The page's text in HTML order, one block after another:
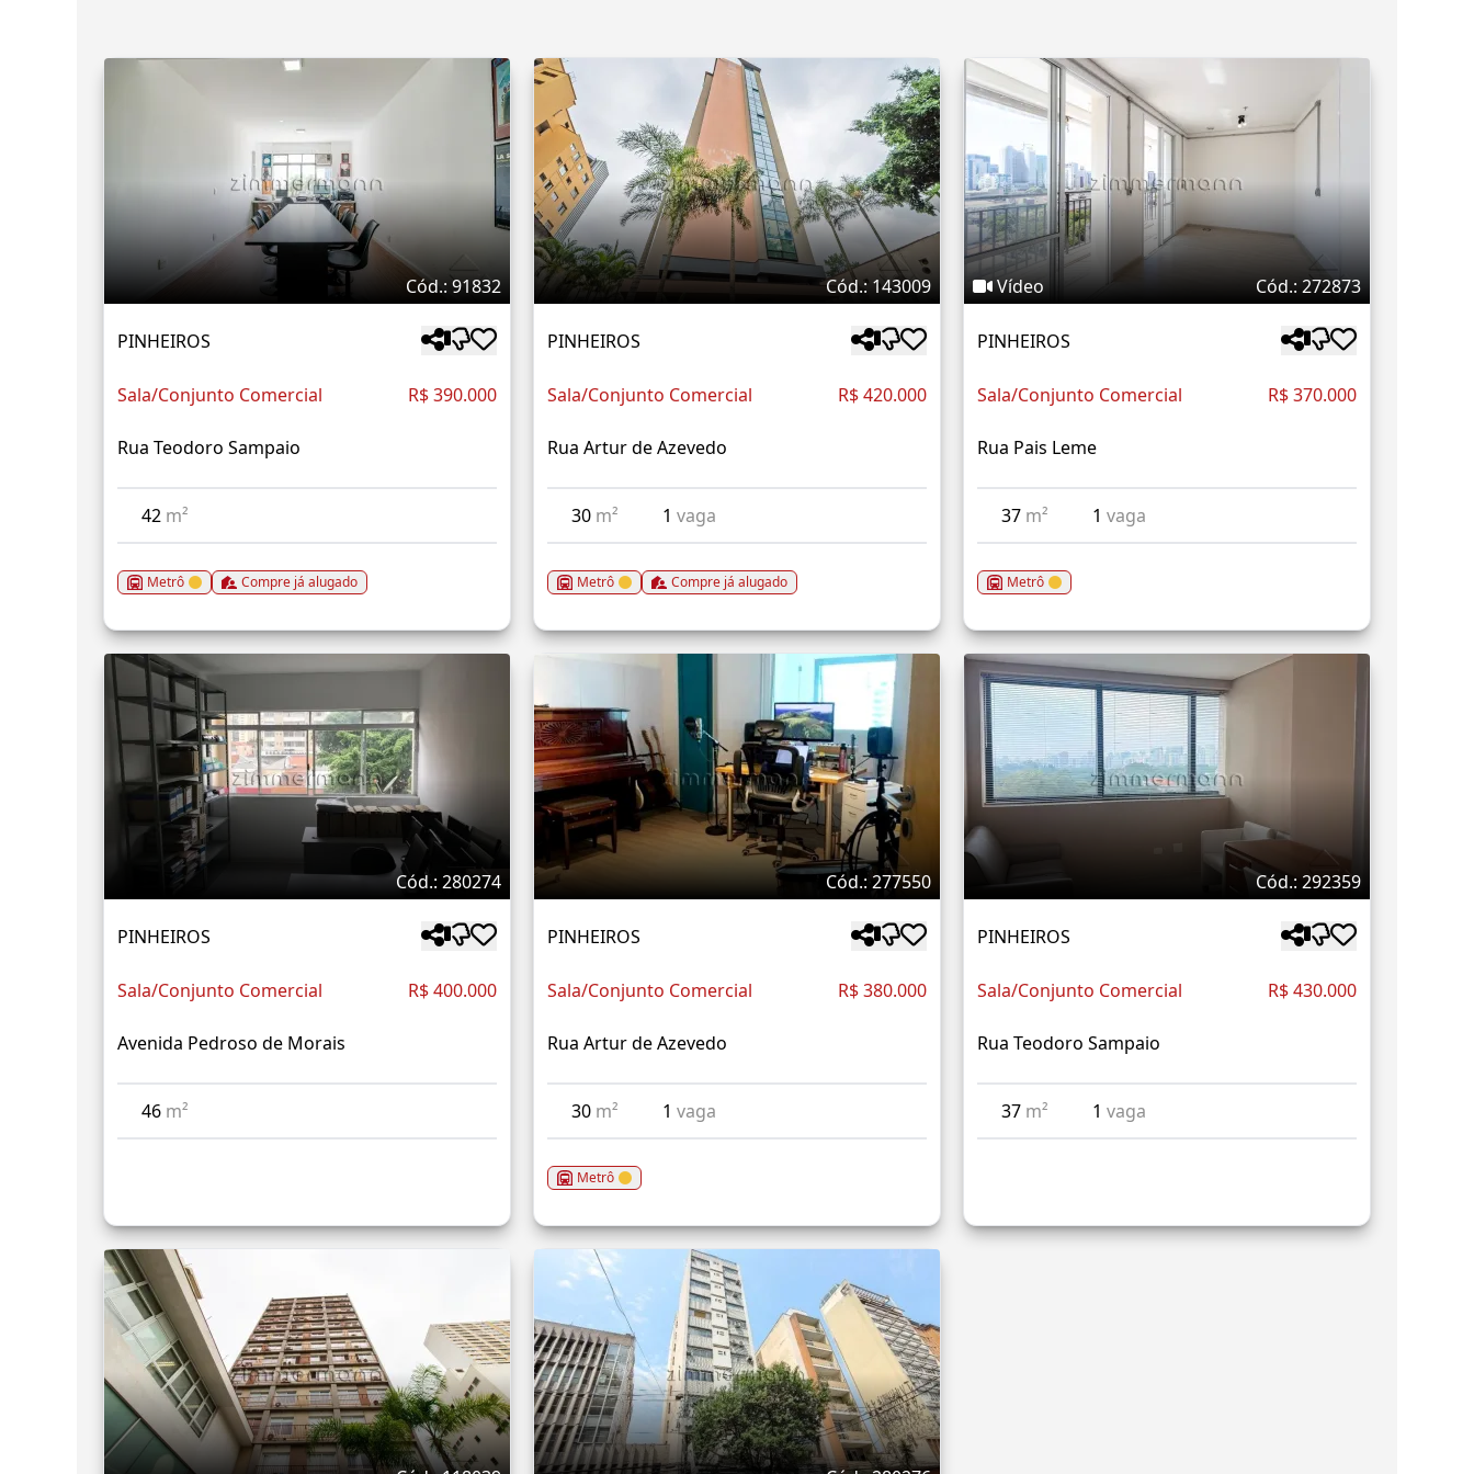
Cód.: 91832
PINHEIROS
Sala/Conjunto Comercial R$ 390.000
Rua Teodoro Sampaio
42 m²
Metrô Compre já alugado
Cód.: 143009
PINHEIROS
Sala/Conjunto Comercial R$ 420.000
Rua Artur de Azevedo
30 m² 1vaga
Metrô Compre já alugado
Vídeo Cód.: 272873
PINHEIROS
Sala/Conjunto Comercial R$ 370.000
Rua Pais Leme
37 m² 1vaga
Metrô
Cód.: 280274
PINHEIROS
Sala/Conjunto Comercial R$ 400.000
Avenida Pedroso de Morais
46 m²
Cód.: 277550
PINHEIROS
Sala/Conjunto Comercial R$ 380.000
Rua Artur de Azevedo
30 m² 1vaga
Metrô
Cód.: 292359
PINHEIROS
Sala/Conjunto Comercial R$ 430.000
Rua Teodoro Sampaio
37 m² 1vaga